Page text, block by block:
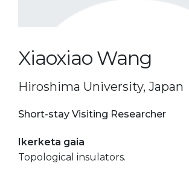
Xiaoxiao Wang
Hiroshima University, Japan
Short-stay Visiting Researcher
Ikerketa gaia
Topological insulators.